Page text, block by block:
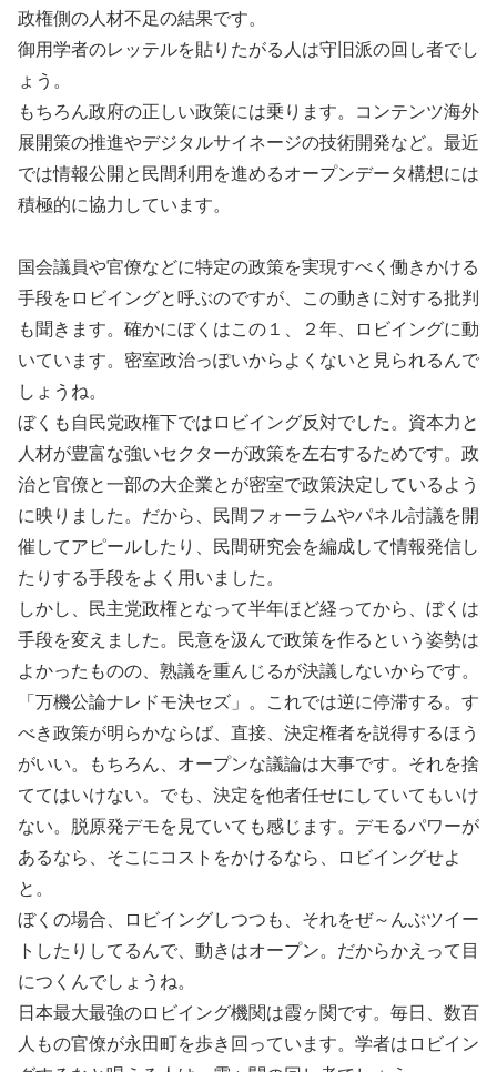
政権側の人材不足の結果です。
御用学者のレッテルを貼りたがる人は守旧派の回し者でし
ょう。
もちろん政府の正しい政策には乗ります。コンテンツ海外
展開策の推進やデジタルサイネージの技術開発など。最近
では情報公開と民間利用を進めるオープンデータ構想には
積極的に協力しています。
国会議員や官僚などに特定の政策を実現すべく働きかける
手段をロビイングと呼ぶのですが、この動きに対する批判
も聞きます。確かにぼくはこの１、２年、ロビイングに動
いています。密室政治っぽいからよくないと見られるんで
しょうね。
ぼくも自民党政権下ではロビイング反対でした。資本力と
人材が豊富な強いセクターが政策を左右するためです。政
治と官僚と一部の大企業とが密室で政策決定しているよう
に映りました。だから、民間フォーラムやパネル討議を開
催してアピールしたり、民間研究会を編成して情報発信し
たりする手段をよく用いました。
しかし、民主党政権となって半年ほど経ってから、ぼくは
手段を変えました。民意を汲んで政策を作るという姿勢は
よかったものの、熟議を重んじるが決議しないからです。
「万機公論ナレドモ決セズ」。これでは逆に停滞する。す
べき政策が明らかならば、直接、決定権者を説得するほう
がいい。もちろん、オープンな議論は大事です。それを捨
ててはいけない。でも、決定を他者任せにしていてもいけ
ない。脱原発デモを見ていても感じます。デモるパワーが
あるなら、そこにコストをかけるなら、ロビイングせよ
と。
ぼくの場合、ロビイングしつつも、それをぜ～んぶツイー
トしたりしてるんで、動きはオープン。だからかえって目
につくんでしょうね。
日本最大最強のロビイング機関は霞ヶ関です。毎日、数百
人もの官僚が永田町を歩き回っています。学者はロビイン